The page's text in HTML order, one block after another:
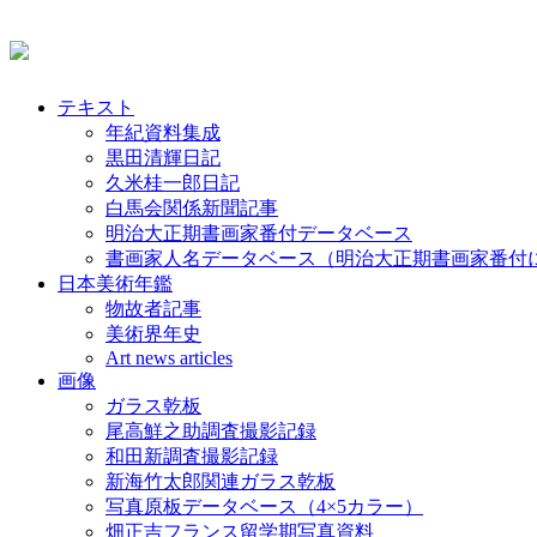
テキスト
年紀資料集成
黒田清輝日記
久米桂一郎日記
白馬会関係新聞記事
明治大正期書画家番付データベース
書画家人名データベース（明治大正期書画家番付
日本美術年鑑
物故者記事
美術界年史
Art news articles
画像
ガラス乾板
尾高鮮之助調査撮影記録
和田新調査撮影記録
新海竹太郎関連ガラス乾板
写真原板データベース（4×5カラー）
畑正吉フランス留学期写真資料